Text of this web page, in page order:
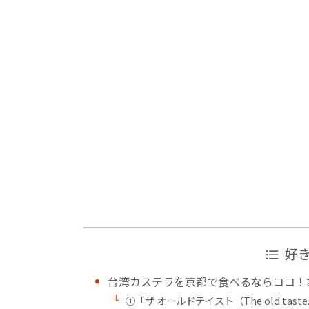
好
台湾カステラを京都で食べるならココ
➀「ザ オールドテイスト（The old